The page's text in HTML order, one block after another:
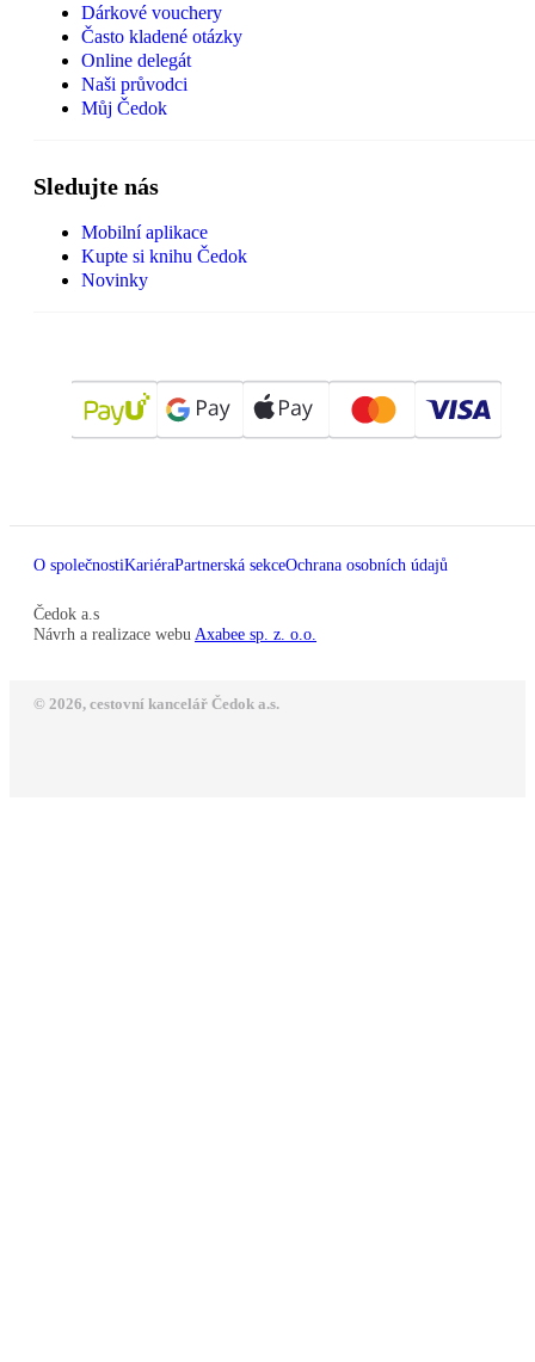
Dárkové vouchery
Často kladené otázky
Online delegát
Naši průvodci
Můj Čedok
Sledujte nás
Mobilní aplikace
Kupte si knihu Čedok
Novinky
O společnostiKariéraPartnerská sekceOchrana osobních údajů
Čedok a.s
Návrh a realizace webu Axabee sp. z. o.o.
© 2026, cestovní kancelář Čedok a.s.